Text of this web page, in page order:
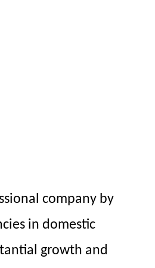
company by
in domestic
growth and